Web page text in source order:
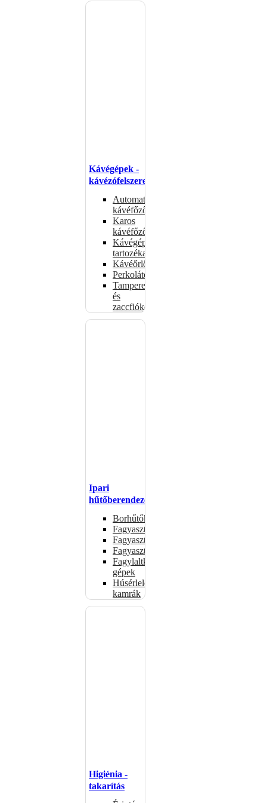
Kávégépek -
kávézófelszerelés
Automata
kávéfőzők
Karos
kávéfőzők
Kávégépek
tartozékai
Kávéőrlők
Perkolátorok
Tamperek
és
zaccfiókok
Ipari
hűtőberendezések
Borhűtők
Fagyasztóasztalok
Fagyasztóládák
Fagyasztószekrények
Fagylaltkészítő
gépek
Húsérlelő
kamrák
Higiénia -
takarítás